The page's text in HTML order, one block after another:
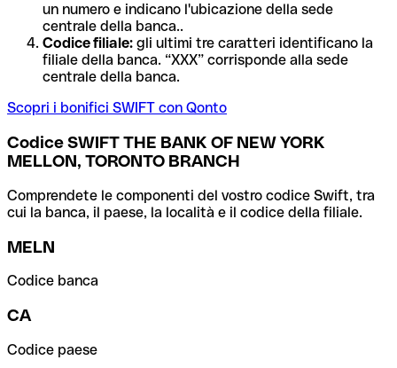
un numero e indicano l'ubicazione della sede
centrale della banca..
Codice filiale: gli ultimi tre caratteri identificano la
filiale della banca. “XXX” corrisponde alla sede
centrale della banca.
Scopri i bonifici SWIFT con Qonto
Codice SWIFT THE BANK OF NEW YORK
MELLON, TORONTO BRANCH
Comprendete le componenti del vostro codice Swift, tra
cui la banca, il paese, la località e il codice della filiale.
MELN
Codice banca
CA
Codice paese